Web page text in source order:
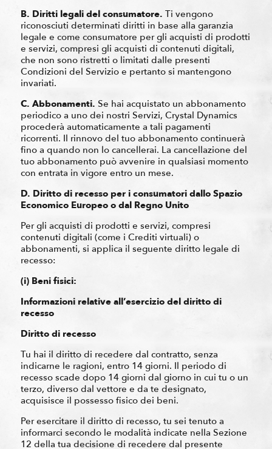
B. Diritti legali del consumatore. Ti vengono
riconosciuti determinati diritti in base alla garanzia
legale e come consumatore per gli acquisti di prodotti
e servizi, compresi gli acquisti di contenuti digitali,
che non sono ristretti o limitati dalle presenti
Condizioni del Servizio e pertanto si mantengono
invariati.
C. Abbonamenti. Se hai acquistato un abbonamento
periodico a uno dei nostri Servizi, Crystal Dynamics
procederà automaticamente a tali pagamenti
ricorrenti. Il rinnovo del tuo abbonamento continuerà
fino a quando non lo cancellerai. La cancellazione del
tuo abbonamento può avvenire in qualsiasi momento
con entrata in vigore entro un mese.
D. Diritto di recesso per i consumatori dallo Spazio
Economico Europeo o dal Regno Unito
Per gli acquisti di prodotti e servizi, compresi
contenuti digitali (come i Crediti virtuali) o
abbonamenti, si applica il seguente diritto legale di
recesso:
(i) Beni fisici:
Informazioni relative all’esercizio del diritto di
recesso
Diritto di recesso
Tu hai il diritto di recedere dal contratto, senza
indicarne le ragioni, entro 14 giorni. Il periodo di
recesso scade dopo 14 giorni dal giorno in cui tu o un
terzo, diverso dal vettore e da te designato,
acquisisce il possesso fisico dei beni.
Per esercitare il diritto di recesso, tu sei tenuto a
informarci secondo le modalità indicate nella Sezione
12 della tua decisione di recedere dal presente